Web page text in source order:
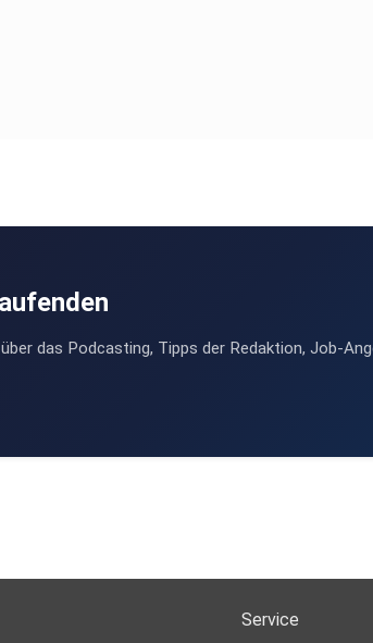
das Podcasting, Tipps der Redaktion, Job-
Service